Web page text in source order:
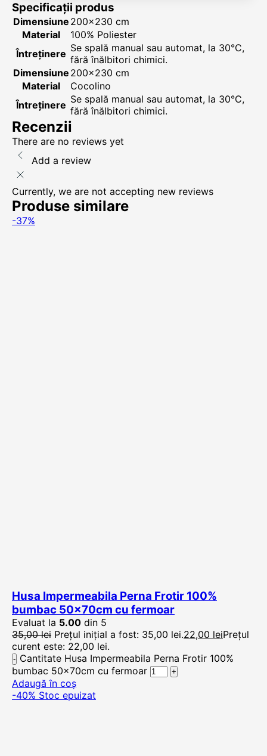
Specificații produs
Dimensiune 200x230 cm
Material
100% Poliester
Întreținere Se spală manual sau automat, la 30°C,
fără înălbitori chimici.
Dimensiune 200x230 cm
Material
Cocolino
Întreținere Se spală manual sau automat, la 30°C,
fără înălbitori chimici.
Recenzii
There are no reviews yet
Add a review
Currently, we are not accepting new reviews
Produse similare
-37%
Husa Impermeabila Perna Frotir 100%
bumbac 50x70cm cu fermoar
Evaluat la 5.00 din 5
35,00lei Prețul inițial a fost: 35,00 lei.22,00 leiPrețul
curent este: 22,00 lei.
Cantitate Husa Impermeabila Perna Frotir 100%
bumbac 50x70cm cu fermoar
Adaugă în coș
-40% Stoc epuizat